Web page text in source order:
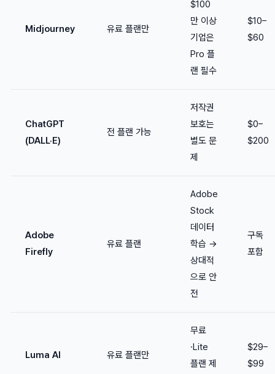
Midjourney 유료 플랜만
$100
만 이상
기업은
Pro 플
랜 필수
$10–
$60
ChatGPT
(DALL·E)
전 플랜 가능
저작권
보호는
별도 문
제
$0–
$200
Adobe
Firefly
유료 플랜
Adobe
Stock
데이터
학습 →
상대적
으로 안
전
구독
포함
Luma AI 유료 플랜만
무료
·Lite
플랜 제
$29–
$99